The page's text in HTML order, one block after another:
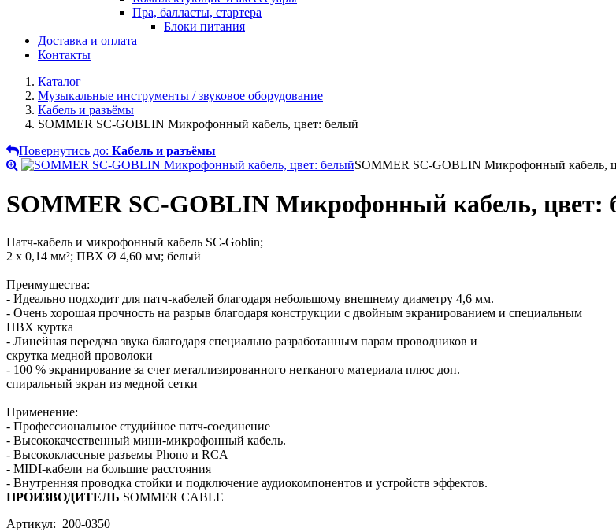
Пра, балласты, стартера
Блоки питания
Доставка и оплата
Контакты
Каталог
Музыкальные инструменты / звуковое оборудование
Кабель и разъёмы
SOMMER SC-GOBLIN Микрофонный кабель, цвет: белый
Повернутись до: Кабель и разъёмы
SOMMER SC-GOBLIN Микрофонный кабель,
SOMMER SC-GOBLIN Микрофонный кабель, цвет:
Патч-кабель и микрофонный кабель SC-Goblin;
2 х 0,14 мм²; ПВХ Ø 4,60 мм; белый
Преимущества:
- Идеально подходит для патч-кабелей благодаря небольшому внешнему диаметру 4,6 мм.
- Очень хорошая прочность на разрыв благодаря конструкции с двойным экранированием и специальным
ПВХ куртка
- Линейная передача звука благодаря специально разработанным парам проводников и
скрутка медной проволоки
- 100 % экранирование за счет металлизированного нетканого материала плюс доп.
спиральный экран из медной сетки
Применение:
- Профессиональное студийное патч-соединение
- Высококачественный мини-микрофонный кабель.
- Высококлассные разъемы Phono и RCA
- MIDI-кабели на большие расстояния
- Внутренняя проводка стойки и подключение аудиокомпонентов и устройств эффектов.
ПРОИЗВОДИТЕЛЬ SOMMER CABLE
Артикул: 200-0350